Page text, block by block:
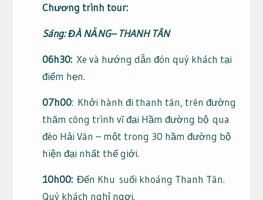
Chương trình tour:
Sáng: ĐÀ NẴNG– THANH TÂN
06h30: Xe và hướng dẫn đón quý khách tại
điểm hẹn.
07h00: Khởi hành đi thanh tân, trên đường
thăm công trình vĩ đại Hầm đường bộ qua
đèo Hải Vân – một trong 30 hầm đường bộ
hiện đại nhất thế giới.
10h00:Đến Khu suối khoáng Thanh Tân.
Quý khách nghỉ ngơi.